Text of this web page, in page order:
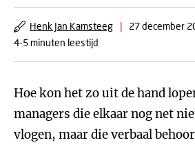
Henk Jan Kamsteeg | 27 december
4-5 minuten leestijd
Hoe kon het zo uit de hand
managers die elkaar nog net
vlogen, maar die verbaal